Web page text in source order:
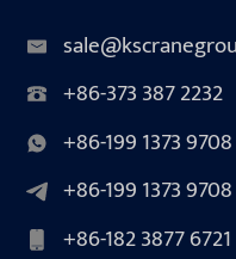
+86-373 387 2232
+86-199 1373 9708
+86-199 1373 9708
+86-182 3877 6721